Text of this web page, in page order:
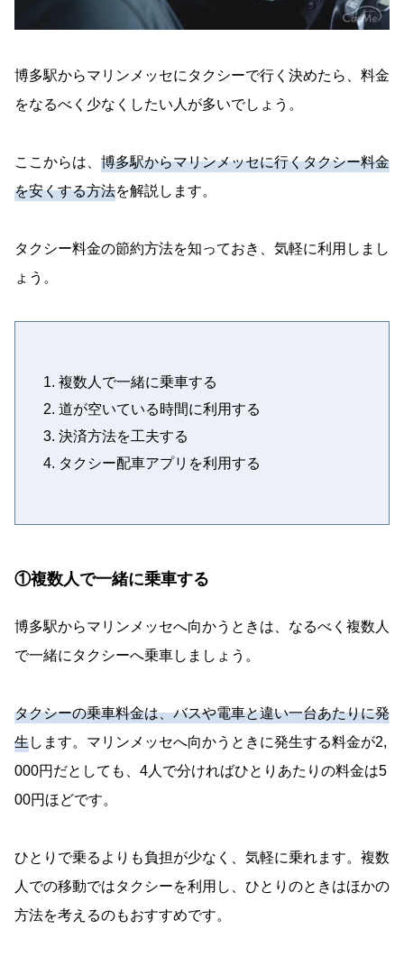
博多駅からマリンメッセにタクシーで行く決めたら、料金
をなるべく少なくしたい人が多いでしょう。
ここからは、 博多駅からマリンメッセに行くタクシー料金
を安くする方法を解説します。
タクシー料金の節約方法を知っておき、気軽に利用しまし
ょう。
複数人で一緒に乗車する
道が空いている時間に利用する
決済方法を工夫する
タクシー配車アプリを利用する
①複数人で一緒に乗車する
博多駅からマリンメッセへ向かうときは、なるべく複数人
で一緒にタクシーへ乗車しましょう。
タクシーの乗車料金は、バスや電車と違い一台あたりに発
生します。マリンメッセへ向かうときに発生する料金が2,
000円だとしても、4人で分ければひとりあたりの料金は5
00円ほどです。
ひとりで乗るよりも負担が少なく、気軽に乗れます。複数
人での移動ではタクシーを利用し、ひとりのときはほかの
方法を考えるのもおすすめです。